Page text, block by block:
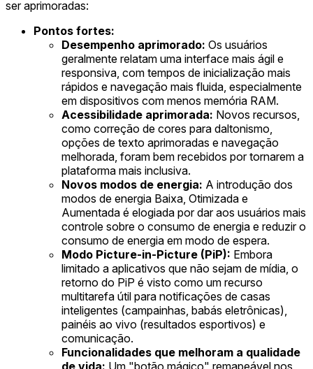
ser aprimoradas:
Pontos fortes:
Desempenho aprimorado: Os usuários
geralmente relatam uma interface mais ágil e
responsiva, com tempos de inicialização mais
rápidos e navegação mais fluida, especialmente
em dispositivos com menos memória RAM.
Acessibilidade aprimorada: Novos recursos,
como correção de cores para daltonismo,
opções de texto aprimoradas e navegação
melhorada, foram bem recebidos por tornarem a
plataforma mais inclusiva.
Novos modos de energia: A introdução dos
modos de energia Baixa, Otimizada e
Aumentada é elogiada por dar aos usuários mais
controle sobre o consumo de energia e reduzir o
consumo de energia em modo de espera.
Modo Picture-in-Picture (PiP): Embora
limitado a aplicativos que não sejam de mídia, o
retorno do PiP é visto como um recurso
multitarefa útil para notificações de casas
inteligentes (campainhas, babás eletrônicas),
painéis ao vivo (resultados esportivos) e
comunicação.
Funcionalidades que melhoram a qualidade
de vida: Um "botão mágico" remapeável nos